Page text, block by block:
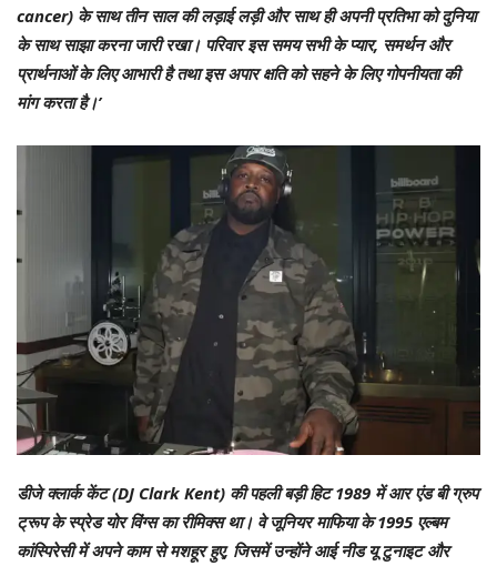
cancer) के साथ तीन साल की लड़ाई लड़ी और साथ ही अपनी प्रतिभा को दुनिया
के साथ साझा करना जारी रखा। परिवार इस समय सभी के प्यार, समर्थन और
प्रार्थनाओं के लिए आभारी है तथा इस अपार क्षति को सहने के लिए गोपनीयता की
मांग करता है।’
डीजे क्लार्क केंट (DJ Clark Kent) की पहली बड़ी हिट 1989 में आर एंड बी ग्रुप
ट्रूप के स्प्रेड योर विंग्स का रीमिक्स था। वे जूनियर माफिया के 1995 एल्बम
कांस्पिरेसी में अपने काम से मशहूर हुए, जिसमें उन्होंने आई नीड यू टुनाइट और